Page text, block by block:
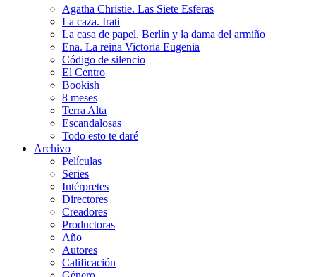
Agatha Christie. Las Siete Esferas
La caza. Irati
La casa de papel. Berlín y la dama del armiño
Ena. La reina Victoria Eugenia
Código de silencio
El Centro
Bookish
8 meses
Terra Alta
Escandalosas
Todo esto te daré
Archivo
Películas
Series
Intérpretes
Directores
Creadores
Productoras
Año
Autores
Calificación